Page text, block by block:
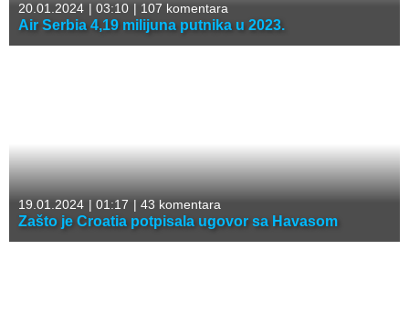
20.01.2024 | 03:10 | 107 komentara
Air Serbia 4,19 milijuna putnika u 2023.
19.01.2024 | 01:17 | 43 komentara
Zašto je Croatia potpisala ugovor sa Havasom